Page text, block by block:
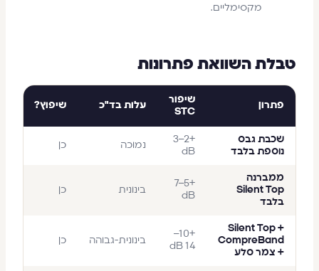
מקסימליים.
טבלת השוואת פתרונות
פתרון
שיפור
STC
עלות בד"כ שיפוץ?
שכבת גבס
נוספת בלבד
+2–3
dB
נמוכה כן
ממברנה
Silent Top
בלבד
+5–7
dB
בינונית כן
Silent Top +
CompreBand
+ צמר סלע
+10–
14 dB
בינונית-גבוהה כן